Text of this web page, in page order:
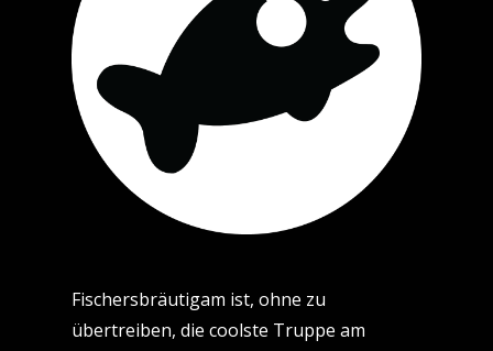
Fischersbräutigam ist, ohne zu
übertreiben, die coolste Truppe am